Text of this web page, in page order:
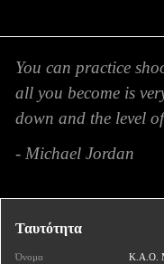
You can practice
all you become is
down and the level
- Michael Jordan
Ταυτότητα
Όνομα Κ.Α.Ο.